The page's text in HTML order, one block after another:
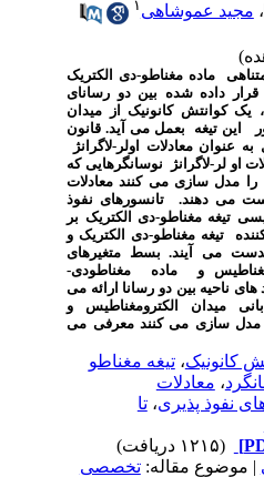
عموشاهی
ماده مغناطو-دی الکتریک
داده شده بین دو رسانای
کوانتش کانونیک از میدان
تیغه بعمل می آید. قانون
معادلات اولر-لاگرانژ
لر-لاگرانژ نوسانگرهایی که
مدل سازی می کنند معادلات
می دهند. تانسورهای نفوذ
تیغه مغناطو-دی الکتریک بر
تیغه مغناطو-دی الکتریک و
می آیند. بسط متغیرهای
و ماده مغناطودی-
ناحیه بین دو رسانا ارائه می
میدان الکترومغناطیس و
مدل سازی می کنند معرفی می
کانونیک،تیغه مغناطو
،معادلات
نفوذ پذیری،تا
مقاله:تخصصی